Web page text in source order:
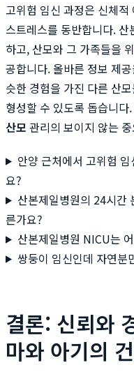
고위험 임신 과정은 신체
스트레스를 동반합니다.
하고, 산모와 그 가족들을
공합니다. 올바른 정보 제
슷한 경험을 가진 다른 산
형성할 수 있도록 돕습니다
산모 관리의 보이지 않는
안양 근처에서 고위험
요?
산본제일병원의 24시간
른가요?
산본제일병원 NICU는
쌍둥이 임신인데 자연분
결론: 신뢰와
마와 아기의